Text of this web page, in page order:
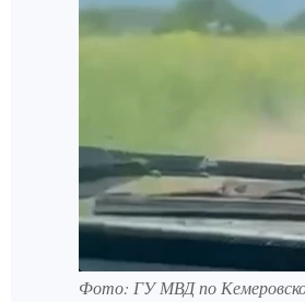
Фото: ГУ МВД по